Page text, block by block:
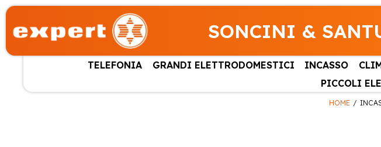
SONCINI &
TELEFONIA GRANDI ELETTRODOMESTICI INCASSO
PICCOLI
HOME